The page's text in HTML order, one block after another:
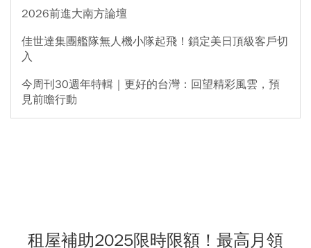
2026前進大南方論壇
佳世達集團艦隊無人機小隊起飛！鎖定美日頂級客戶切
入
今周刊30週年特輯｜更好的台灣：回望精彩風雲，預
見前瞻行動
租屋補助2025限時限額！最高月領